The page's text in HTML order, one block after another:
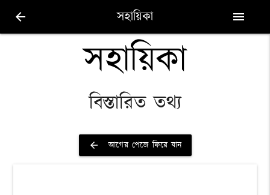
arrow_back সহায়িকা menu
সহায়িকা
বিস্তারিত তথ্য
arrow_back আগের পেজে ফিরে যান